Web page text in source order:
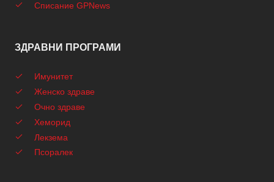
Списание GPNews
ЗДРАВНИ ПРОГРАМИ
Имунитет
Женско здраве
Очно здраве
Хеморид
Лекзема
Псоралек